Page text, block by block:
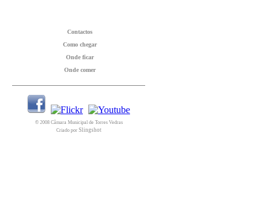
Contactos
Como chegar
Onde ficar
Onde comer
© 2008 Câmara Municipal de Torres Vedras
Criado por Slingshot